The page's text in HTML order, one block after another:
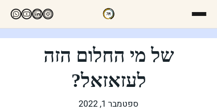
של מי החלום הזה
לעזאזאל?
ספטמבר 1, 2022